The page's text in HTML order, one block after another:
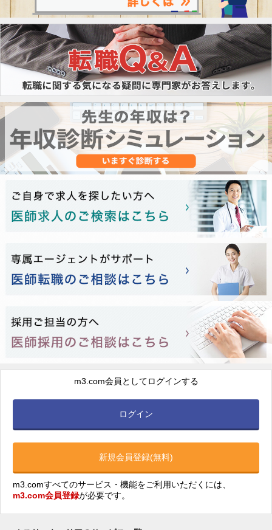
m3.com会員としてログインする
ログイン
新規会員登録(無料)
m3.comすべてのサービス・機能をご利用いただくには、
m3.com会員登録が必要です。